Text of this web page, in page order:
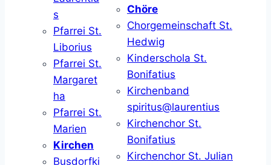
s
Pfarrei St.
Liborius
Pfarrei St.
Margaret
ha
Pfarrei St.
Marien
Kirchen
Busdorfki
Chöre
Chorgemeinschaft St.
Hedwig
Kinderschola St.
Bonifatius
Kirchenband
spiritus@laurentius
Kirchenchor St.
Bonifatius
Kirchenchor St. Julian